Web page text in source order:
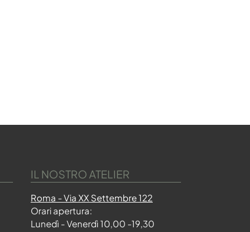
IL NOSTRO ATELIER
Roma - Via XX Settembre 122
Orari apertura:
Lunedì - Venerdì 10,00 -19,30